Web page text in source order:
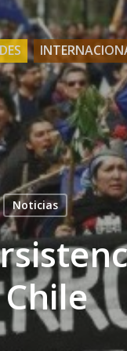
Noticias